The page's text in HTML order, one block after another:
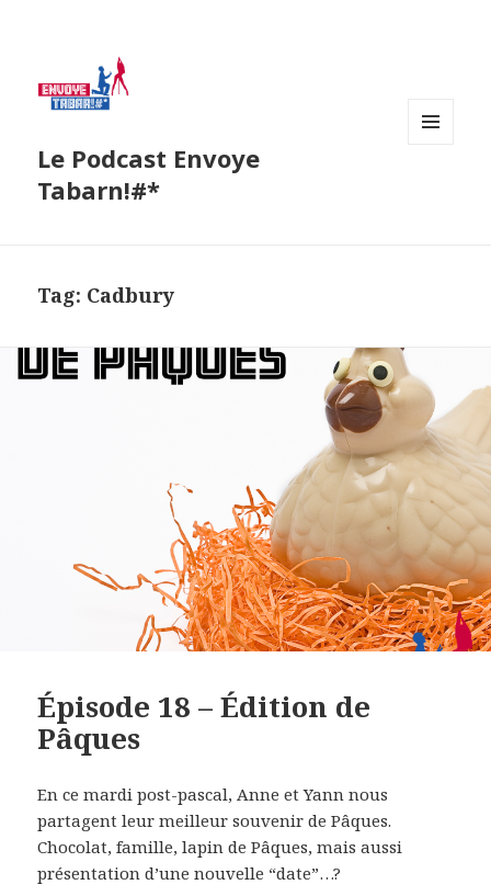
Le Podcast Envoye
Tabarn!#*
Tag: Cadbury
Épisode 18 – Édition de
Pâques
En ce mardi post-pascal, Anne et Yann nous
partagent leur meilleur souvenir de Pâques.
Chocolat, famille, lapin de Pâques, mais aussi
présentation d’une nouvelle “date”…?